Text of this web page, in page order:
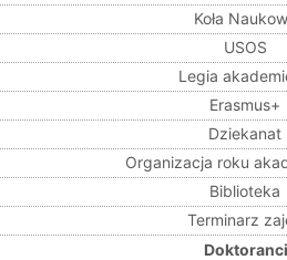
Koła
USOS
Legia
Erasmus+
Dziekanat
Organizacja roku
Biblioteka
Terminarz
Doktoranci